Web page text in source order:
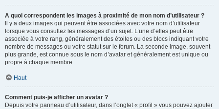
A quoi correspondent les images à proximité de mon nom d’utilisateur ?
Il y a deux images qui peuvent être associées avec votre nom d’utilisateur
lorsque vous consultez les messages d’un sujet. L’une d’elles peut être
associée à votre rang, généralement des étoiles ou des blocs indiquant votre
nombre de messages ou votre statut sur le forum. La seconde image, souvent
plus grande, est connue sous le nom d’avatar et généralement est unique ou
propre à chaque membre.
Haut
Comment puis-je afficher un avatar ?
Depuis votre panneau d’utilisateur, dans l’onglet « profil » vous pouvez ajouter